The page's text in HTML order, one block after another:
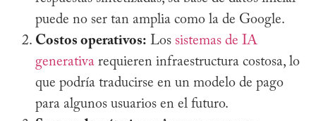
puede no ser tan amplia como la de Google.
Costos operativos: Los sistemas de IA
generativa requieren infraestructura costosa, lo
que podría traducirse en un modelo de pago
para algunos usuarios en el futuro.